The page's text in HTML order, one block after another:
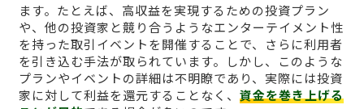
ます。たとえば、高収益を実現するための投資プラン
や、他の投資家と競り合うようなエンターテイメント性
を持った取引イベントを開催することで、さらに利用者
を引き込む手法が取られています。しかし、このような
プランやイベントの詳細は不明瞭であり、実際には投資
家に対して利益を還元することなく、 資金を巻き上げる